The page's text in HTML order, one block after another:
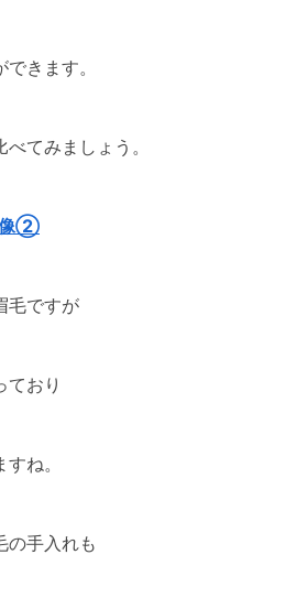
きます。
てみましょう。
像②
毛ですが
ており
ね。
の手入れも